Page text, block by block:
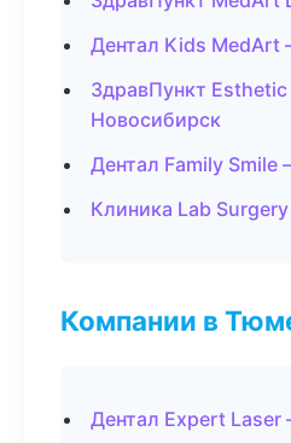
Дентал Kids MedArt
ЗдравПункт
Новосибирск
Дентал Family
Клиника Lab
Компании в
Дентал Expert Laser